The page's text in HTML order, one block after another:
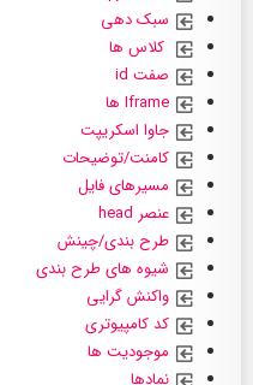
سبک دهی
کلاس ها
صفت id
جاوا اسکریپت
کامنت/توضیحات
مسیرهای فایل
عنصر head
طرح بندی/چینش
شیوه های طرح بندی
واکنش گرایی
کد کامپیوتری
موجودیت ها
نمادها